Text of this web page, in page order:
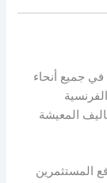
في جميع أنحاء
تكاليف المعيشة
المستثمرين